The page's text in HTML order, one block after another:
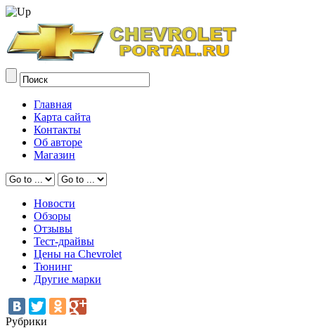
Главная
Карта сайта
Контакты
Об авторе
Магазин
Новости
Обзоры
Отзывы
Тест-драйвы
Цены на Chevrolet
Тюнинг
Другие марки
Рубрики